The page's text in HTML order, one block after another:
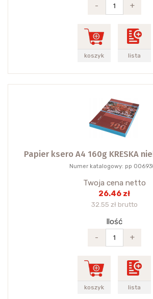
-
+
koszyk lista
Papier ksero A4 160g KRESKA
Numer katalogowy: pp
Twoja cena netto
26.46 zł
32.55 zł brutto
Ilość
-
+
koszyk lista